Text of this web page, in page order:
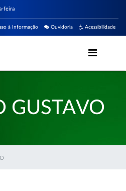
feira
Acessibilidade
Ouvidoria
à Informação
GUSTAVO